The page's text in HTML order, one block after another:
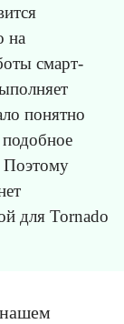
на
смарт-
понятно
Поэтому
для Tornado